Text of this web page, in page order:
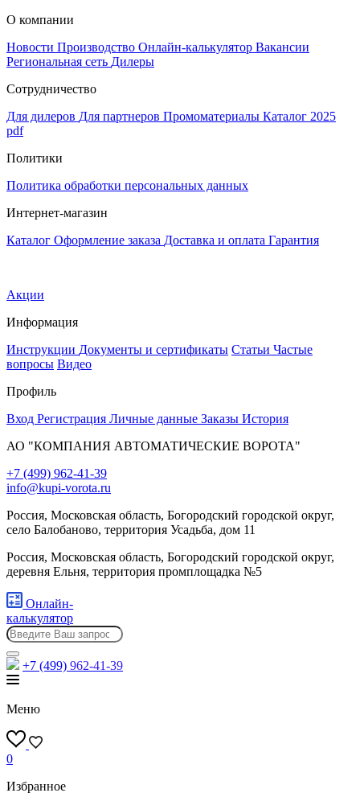
О компании
Новости Производство Онлайн-калькулятор Вакансии
Региональная сеть Дилеры
Сотрудничество
Для дилеров Для партнеров Промоматериалы Каталог 2025
pdf
Политики
Политика обработки персональных данных
Интернет-магазин
Каталог Оформление заказа Доставка и оплата Гарантия
Акции
Информация
Инструкции Документы и сертификаты Статьи Частые
вопросы Видео
Профиль
Вход Регистрация Личные данные Заказы История
АО "КОМПАНИЯ АВТОМАТИЧЕСКИЕ ВОРОТА"
+7 (499) 962-41-39
info@kupi-vorota.ru
Россия, Московская область, Богородский городской округ,
село Балобаново, территория Усадьба, дом 11
Россия, Московская область, Богородский городской округ,
деревня Ельня, территория промплощадка №5
Онлайн-
калькулятор
+7 (499) 962-41-39
Меню
0
Избранное